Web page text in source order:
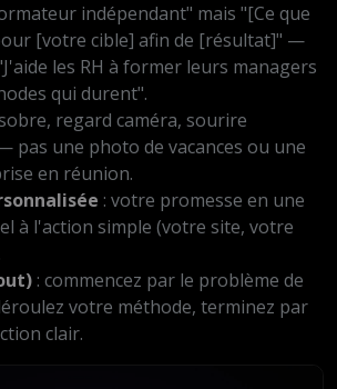
indépendant" mais "[Ce que
[votre cible] afin de [résultat]" —
les RH à former leurs managers
qui durent".
regard caméra, sourire
pas une photo de vacances ou une
en réunion.
: votre promesse en une
à l'action simple (votre site, votre
: commencez par le problème de
votre méthode, terminez par
clair.